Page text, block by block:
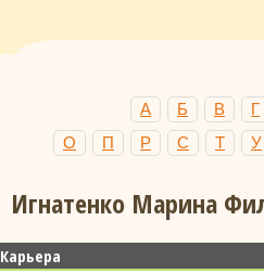
А Б В Г
О
П Р С Т У
Игнатенко Марина
Карьера